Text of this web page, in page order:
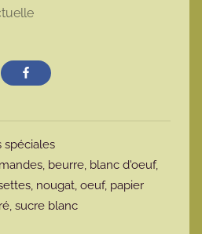
spéciales
, beurre, blanc d'oeuf,
, nougat, oeuf, papier
, sucre blanc